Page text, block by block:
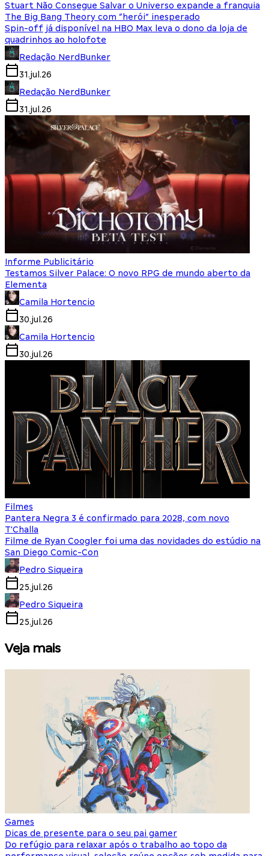
Stuart Não Consegue Salvar o Universo expande a franquia
The Big Bang Theory com “herói” inesperado
Spin-off já disponível na HBO Max leva o dono da loja de
quadrinhos ao holofote
Redação NerdBunker
31.jul.26
Redação NerdBunker
31.jul.26
Informe Publicitário
Testamos Silver Palace: O novo RPG de mundo aberto da
Elementa
Camila Hortencio
30.jul.26
Camila Hortencio
30.jul.26
Filmes
Pantera Negra 3 é confirmado para 2028, com novo
T'Challa
Filme de Ryan Coogler foi uma das novidades do estúdio na
San Diego Comic-Con
Pedro Siqueira
25.jul.26
Pedro Siqueira
25.jul.26
Veja mais
Games
Dicas de presente para o seu pai gamer
Do refúgio para relaxar após o trabalho ao topo da